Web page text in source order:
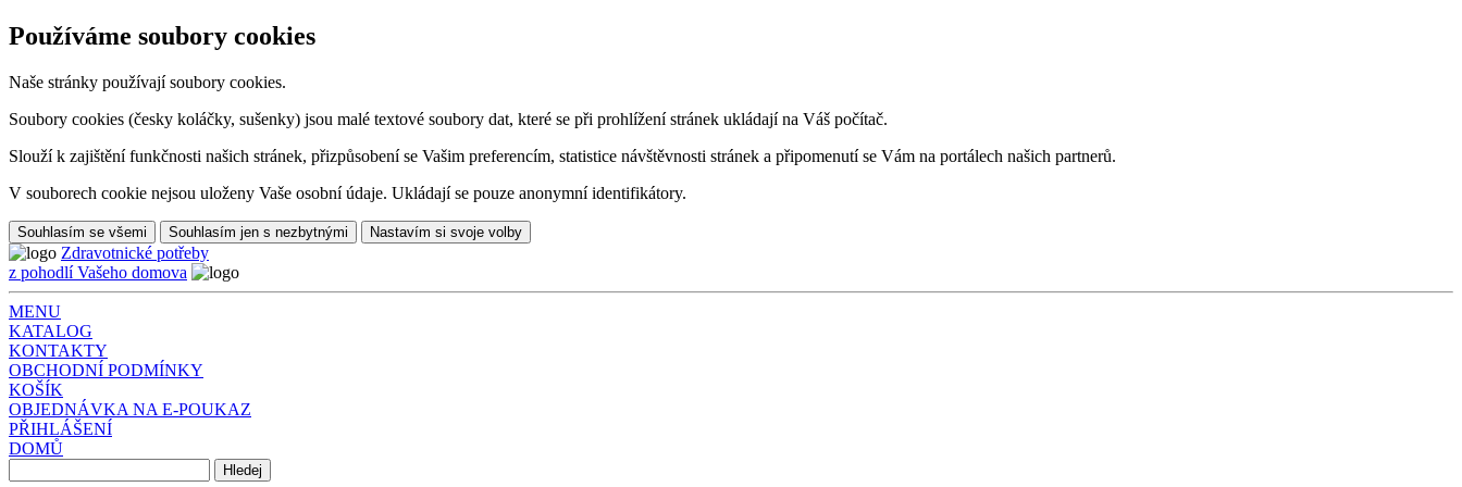
Používáme soubory cookies
Naše stránky používají soubory cookies.
Soubory cookies (česky koláčky, sušenky) jsou malé textové soubory dat, které se při prohlížení stránek ukládají na Váš počítač.
Slouží k zajištění funkčnosti našich stránek, přizpůsobení se Vašim preferencím, statistice návštěvnosti stránek a připomenutí se Vám na portálech našich partnerů.
V souborech cookie nejsou uloženy Vaše osobní údaje. Ukládají se pouze anonymní identifikátory.
Souhlasím se všemi Souhlasím jen s nezbytnými Nastavím si svoje volby
Zdravotnické potřeby
z pohodlí Vašeho domova
MENU
KATALOG
KONTAKTY
OBCHODNÍ PODMÍNKY
KOŠÍK
OBJEDNÁVKA NA E-POUKAZ
PŘIHLÁŠENÍ
DOMŮ